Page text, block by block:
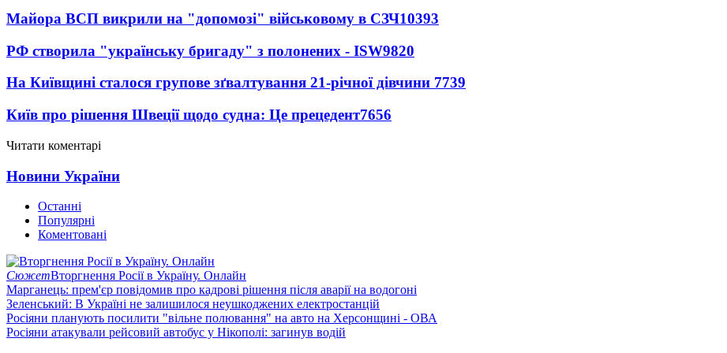
Майора ВСП викрили на "допомозі" військовому в СЗЧ10393
РФ створила "українську бригаду" з полонених - ISW9820
На Київщині сталося групове зґвалтування 21-річної дівчини 7739
Київ про рішення Швеції щодо судна: Це прецедент7656
Читати коментарі
Новини України
Останні
Популярні
Коментовані
СюжетВторгнення Росії в Україну. Онлайн
Марганець: прем'єр повідомив про кадрові рішення після аварії на водогоні
Зеленський: В Україні не залишилося неушкоджених електростанцій
Росіяни планують посилити "вільне полювання" на авто на Херсонщині - ОВА
Росіяни атакували рейсовий автобус у Нікополі: загинув водій